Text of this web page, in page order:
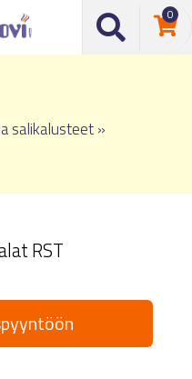
0
salikalusteet»
RST